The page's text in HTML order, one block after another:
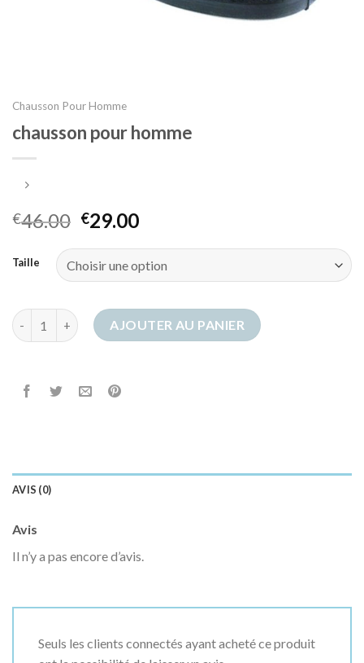
Chausson Pour Homme
chausson pour homme
€46.00 €29.00
Taille
quantité de chausson pour homme
AJOUTER AU PANIER
AVIS (0)
Avis
Il n’y a pas encore d’avis.
Seuls les clients connectés ayant acheté ce produit